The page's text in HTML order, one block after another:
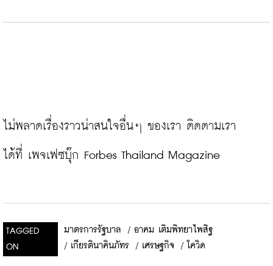
ไม่พลาดเรื่องราวน่าสนใจอื่นๆ ของเรา ติดตามเรา
ได้ที่ เพจเฟซบุ๊ก Forbes Thailand Magazine
TAGGED
ON
มาตรการรัฐบาล / อาคม เติมพิทยาไพสิฐ
/ เกียรตินาคินภัทร / เศรษฐกิจ / โควิด